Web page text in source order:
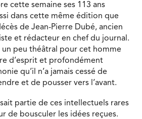
cette semaine ses 113 ans
dans cette même édition que
de Jean-Pierre Dubé, ancien
et rédacteur en chef du journal.
peu théâtral pour cet homme
d’esprit et profondément
qu’il n’a jamais cessé de
et de pousser vers l’avant.
partie de ces intellectuels rares
de bousculer les idées reçues.